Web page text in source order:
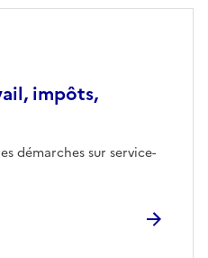
impôts,
démarches sur service-